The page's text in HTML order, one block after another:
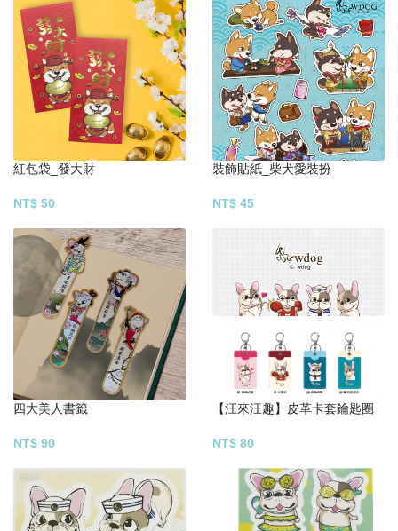
紅包袋_發大財
NT$ 50
裝飾貼紙_柴犬愛裝扮
NT$ 45
四大美人書籤
NT$ 90
【汪來汪趣】皮革卡套鑰匙圈
NT$ 80